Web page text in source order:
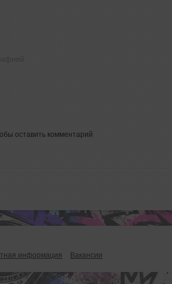
оставить комментарий
информация Вакансии